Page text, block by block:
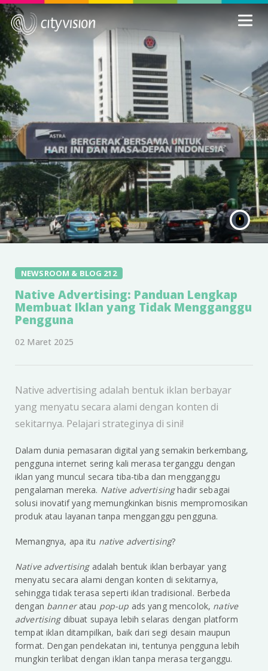
NEWSROOM & BLOG 212
Native Advertising: Panduan Lengkap
Membuat Iklan yang Tidak Mengganggu
Pengguna
02 Maret 2025
Native advertising adalah bentuk iklan berbayar
yang menyatu secara alami dengan konten di
sekitarnya. Pelajari strateginya di sini!
Dalam dunia pemasaran digital yang semakin berkembang,
pengguna internet sering kali merasa terganggu dengan
iklan yang muncul secara tiba-tiba dan mengganggu
pengalaman mereka. Native advertisinghadir sebagai
solusi inovatif yang memungkinkan bisnis mempromosikan
produk atau layanan tanpa mengganggu pengguna.
Memangnya, apa itu native advertising?
Native advertisingadalah bentuk iklan berbayar yang
menyatu secara alami dengan konten di sekitarnya,
sehingga tidak terasa seperti iklan tradisional. Berbeda
dengan banneratau pop-up ads yang mencolok, native
advertising dibuat supaya lebih selaras dengan platform
tempat iklan ditampilkan, baik dari segi desain maupun
format. Dengan pendekatan ini, tentunya pengguna lebih
mungkin terlibat dengan iklan tanpa merasa terganggu.